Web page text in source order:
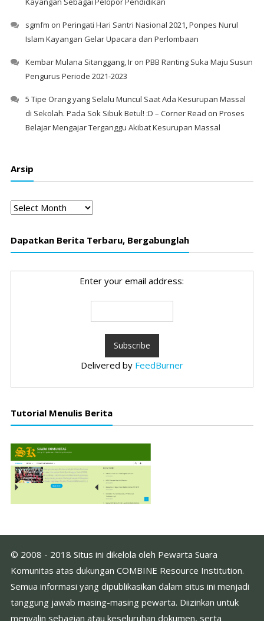
sgmfm on Peringati Hari Santri Nasional 2021, Ponpes Nurul
Islam Kayangan Gelar Upacara dan Perlombaan
Kembar Mulana Sitanggang, Iron PBB Ranting Suka Maju Susun
Pengurus Periode 2021-2023
5 Tipe Orang yang Selalu Muncul Saat Ada Kesurupan Massal
di Sekolah. Pada Sok Sibuk Betul! :D – Corner Read on Proses
Belajar Mengajar Terganggu Akibat Kesurupan Massal
Arsip
Arsip
Dapatkan Berita Terbaru, Bergabunglah
Enter your email address:
Delivered by FeedBurner
Tutorial Menulis Berita
© 2008 - 2018 Situs ini dikelola oleh Pewarta Suara
Komunitas atas dukungan COMBINE Resource Institution.
Semua informasi yang dipublikasikan dalam situs ini menjadi
tanggung jawab masing-masing pewarta. Diizinkan untuk
menyalin sebagian atau keseluruhan dokumen, serta